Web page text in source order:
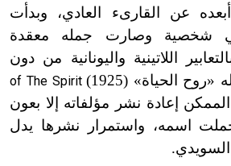
عن القارىء العادي، وبدأت
شخصية وصارت جمله معقدة
اللاتينية واليونانية من دون
«روح الحياة» (1925)
The Spirit
of
إعادة نشر مؤلفاته إلا بعون
اسمه، واستمرار نشرها يدل